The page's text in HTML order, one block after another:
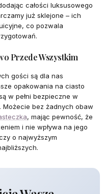
całości luksusowego
już sklejone – ich
co pozwala
Przede Wszystkim
gości są dla nas
opakowania na ciasto
w pełni bezpieczne w
Możecie bez żadnych obaw
, mając pewność, że
i nie wpływa na jego
o najwyższym